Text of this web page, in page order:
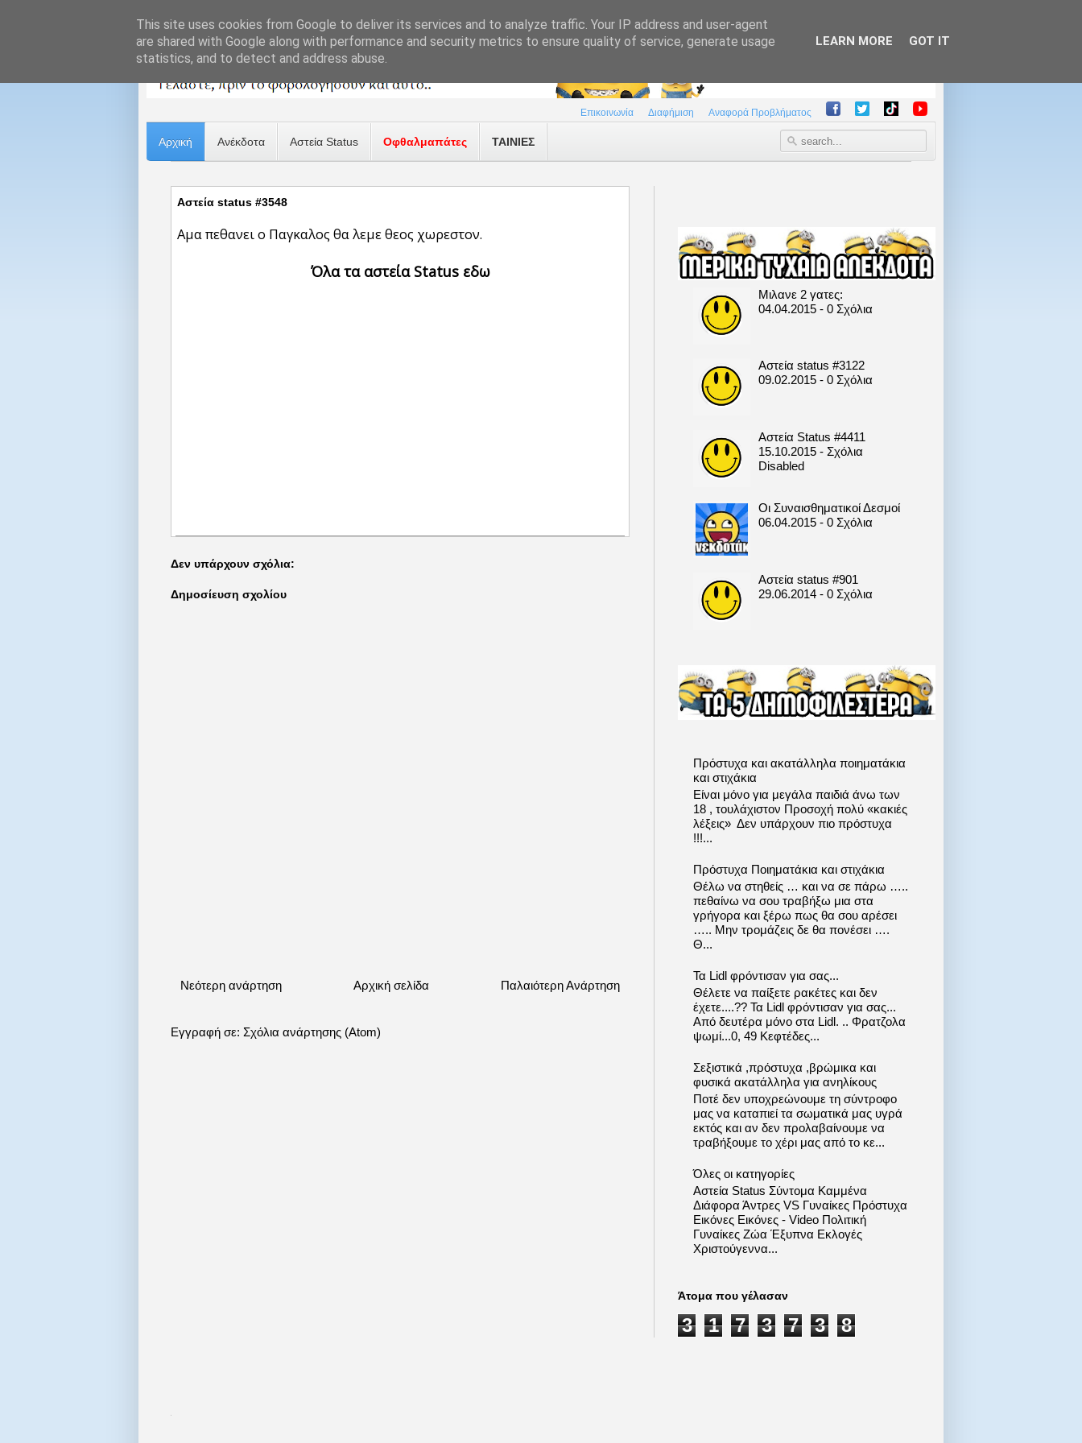
Επικοινωνία Διαφήμιση Αναφορά Προβλήματος
Αρχική Ανέκδοτα Αστεία Status Οφθαλμαπάτες ΤΑΙΝΙΕΣ
Αστεία status #3548
Αμα πεθανει ο Παγκαλος θα λεμε θεος χωρεστον.
Όλα τα αστεία Status εδω
Δεν υπάρχουν σχόλια:
Δημοσίευση σχολίου
Νεότερη ανάρτηση Παλαιότερη Ανάρτηση
Αρχική σελίδα
Εγγραφή σε: Σχόλια ανάρτησης (Atom)
Μιλανε 2 γατες:
04.04.2015 - 0 Σχόλια
Αστεία status #3122
09.02.2015 - 0 Σχόλια
Αστεία Status #4411
15.10.2015 - Σχόλια
Disabled
Οι Συναισθηματικοί Δεσμοί
06.04.2015 - 0 Σχόλια
Αστεία status #901
29.06.2014 - 0 Σχόλια
Πρόστυχα και ακατάλληλα ποιηματάκια
και στιχάκια
Είναι μόνο για μεγάλα παιδιά άνω των
18 , τουλάχιστον Προσοχή πολύ «κακιές
λέξεις» Δεν υπάρχουν πιο πρόστυχα
!!!...
Πρόστυχα Ποιηματάκια και στιχάκια
Θέλω να στηθείς … και να σε πάρω …..
πεθαίνω να σου τραβήξω μια στα
γρήγορα και ξέρω πως θα σου αρέσει
….. Μην τρομάζεις δε θα πονέσει ….
Θ...
Τα Lidl φρόντισαν για σας...
Θέλετε να παίξετε ρακέτες και δεν
έχετε....?? Τα Lidl φρόντισαν για σας...
Από δευτέρα μόνο στα Lidl. .. Φρατζολα
ψωμί...0, 49 Κεφτέδες...
Σεξιστικά ,πρόστυχα ,βρώμικα και
φυσικά ακατάλληλα για ανηλίκους
Ποτέ δεν υποχρεώνουμε τη σύντροφο
μας να καταπιεί τα σωματικά μας υγρά
εκτός και αν δεν προλαβαίνουμε να
τραβήξουμε το χέρι μας από το κε...
Όλες οι κατηγορίες
Αστεία Status Σύντομα Καμμένα
Διάφορα Άντρες VS Γυναίκες Πρόστυχα
Εικόνες Εικόνες - Video Πολιτική
Γυναίκες Ζώα Έξυπνα Εκλογές
Χριστούγεννα...
Άτομα που γέλασαν
3 1 7 3 7 3 8
This site uses cookies from Google to deliver its services and to analyze traffic. Your IP address and user-agent
are shared with Google along with performance and security metrics to ensure quality of service, generate usage
statistics, and to detect and address abuse.
LEARN MORE GOT IT